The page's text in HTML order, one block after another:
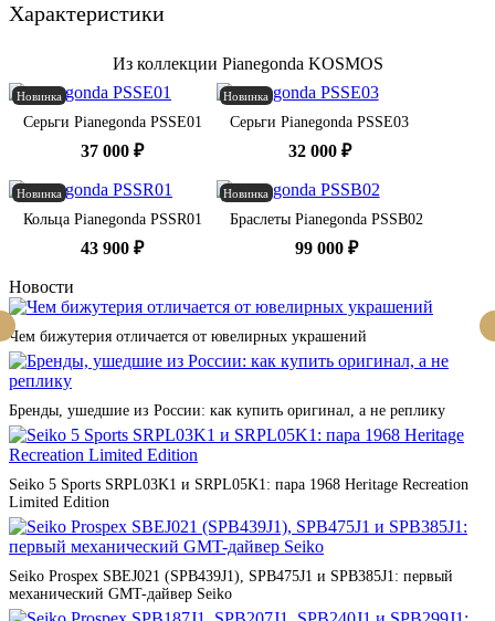
Характеристики
Из коллекции Pianegonda KOSMOS
Новинка
Серьги Pianegonda PSSE01
37 000 ₽
Новинка
Серьги Pianegonda PSSE03
32 000 ₽
Новинка
Кольца Pianegonda PSSR01
43 900 ₽
Новинка
Браслеты Pianegonda PSSB02
99 000 ₽
Новости
Чем бижутерия отличается от ювелирных украшений
Бренды, ушедшие из России: как купить оригинал, а не реплику
Seiko 5 Sports SRPL03K1 и SRPL05K1: пара 1968 Heritage Recreation
Limited Edition
Seiko Prospex SBEJ021 (SPB439J1), SPB475J1 и SPB385J1: первый
механический GMT-дайвер Seiko